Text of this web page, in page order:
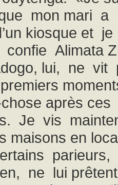
mon mari a
kiosque et je
Alimata
lui, ne vit
après ces
Je vis
maisons en
parieurs,
ne lui